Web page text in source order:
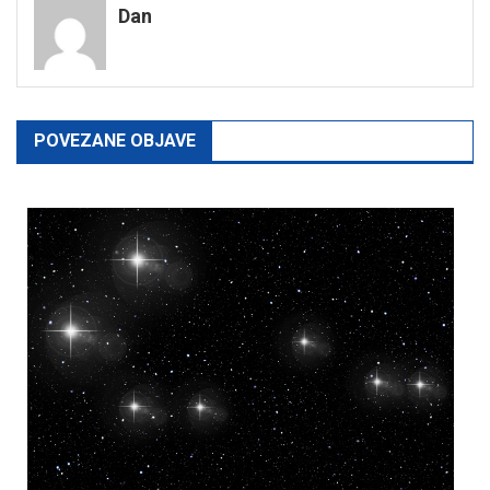
Dan
POVEZANE OBJAVE